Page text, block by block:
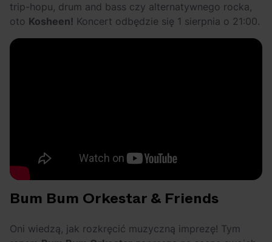
trip-hopu, drum and bass czy alternatywnego rocka,
oto Kosheen! Koncert odbędzie się 1 sierpnia o 21:00.
Bum Bum Orkestar & Friends
Oni wiedzą, jak rozkręcić muzyczną imprezę! Tym